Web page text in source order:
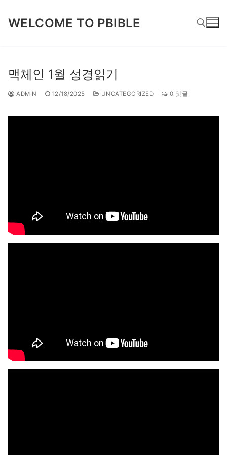
WELCOME TO PBIBLE
맥체인 1월 성경읽기
ADMIN 12/18/2025 UNCATEGORIZED 0 댓글